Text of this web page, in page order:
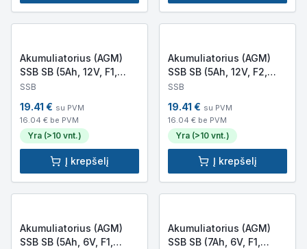
Akumuliatorius (AGM)
SSB SB (5Ah, 12V, F1,
VRLA)
SSB
19.41 € su PVM
16.04 € be PVM
Yra (>10 vnt.)
Į krepšelį
Akumuliatorius (AGM)
SSB SB (5Ah, 12V, F2,
VRLA)
SSB
19.41 € su PVM
16.04 € be PVM
Yra (>10 vnt.)
Į krepšelį
Akumuliatorius (AGM)
SSB SB (5Ah, 6V, F1,
Akumuliatorius (AGM)
SSB SB (7Ah, 6V, F1,